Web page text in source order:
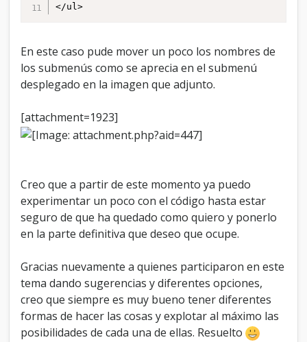
  width: 160px;
  top: 25px;
  left: 10px;
  background: #eee;
  -moz-opacity: 0.8;
  filter:alpha(opacity=80);
compliance*/{
  clear: both;
  display: block;
  content: ".";
  visibility: hidden;
}
ul#menu ul li {
  width: 160px;
  float: left; /*For IE 7 lack of
</ul>
En este caso pude mover un poco los nombres de
los submenús como se aprecia en el submenú
desplegado en la imagen que adjunto.
[attachment=1923]
Creo que a partir de este momento ya puedo
experimentar un poco con el código hasta estar
seguro de que ha quedado como quiero y ponerlo
en la parte definitiva que deseo que ocupe.
Gracias nuevamente a quienes participaron en este
tema dando sugerencias y diferentes opciones,
creo que siempre es muy bueno tener diferentes
formas de hacer las cosas y explotar al máximo las
posibilidades de cada una de ellas. Resuelto